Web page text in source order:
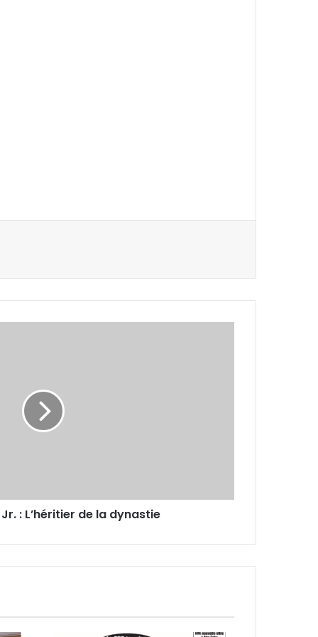
: L’héritier de la dynastie